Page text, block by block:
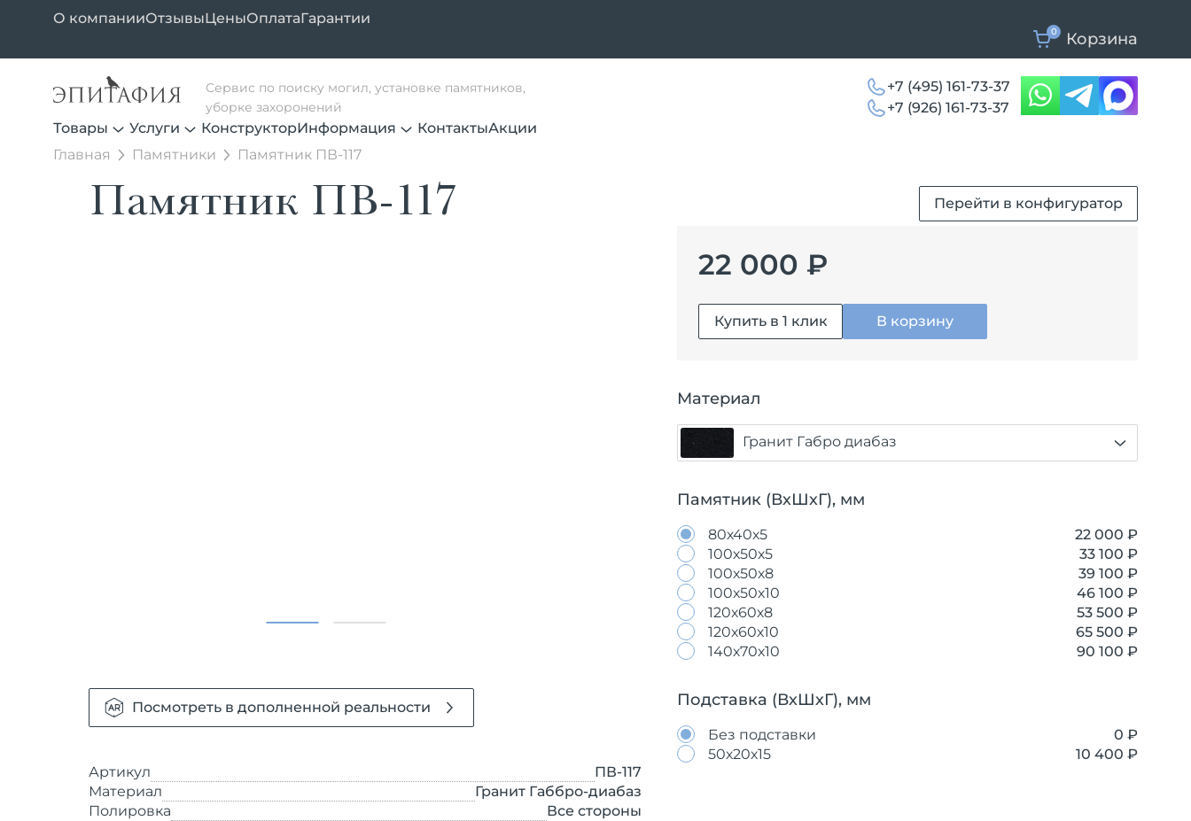
О компанииОтзывыЦеныОплатаГарантии
0 Корзина
Сервис по поиску могил, установке памятников,
уборке захоронений
+7 (495) 161-73-37
+7 (926) 161-73-37
Товары
Услуги КонструкторИнформация КонтактыАкции
Главная
Памятники Памятник ПВ-117
Памятник ПВ-117 Перейти в конфигуратор
Посмотреть в дополненной реальности
Артикул
ПВ-117
Материал
Гранит Габбро-диабаз
Полировка
Все стороны
22 000 ₽
Купить в 1 клик В корзину
Материал
Гранит Габро диабаз
Памятник (ВхШхГ), мм
80х40х5
22 000 ₽
100х50х5
33 100 ₽
100х50х8
39 100 ₽
100х50х10
46 100 ₽
120х60х8
53 500 ₽
120х60х10
65 500 ₽
140х70х10
90 100 ₽
Подставка (ВхШхГ), мм
Без подставки
0 ₽
50х20х15
10 400 ₽